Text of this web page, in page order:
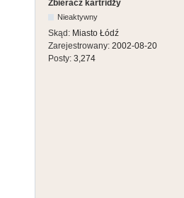
Zbieracz kartridży
Nieaktywny
Skąd: Miasto Łódź
Zarejestrowany: 2002-08-20
Posty: 3,274